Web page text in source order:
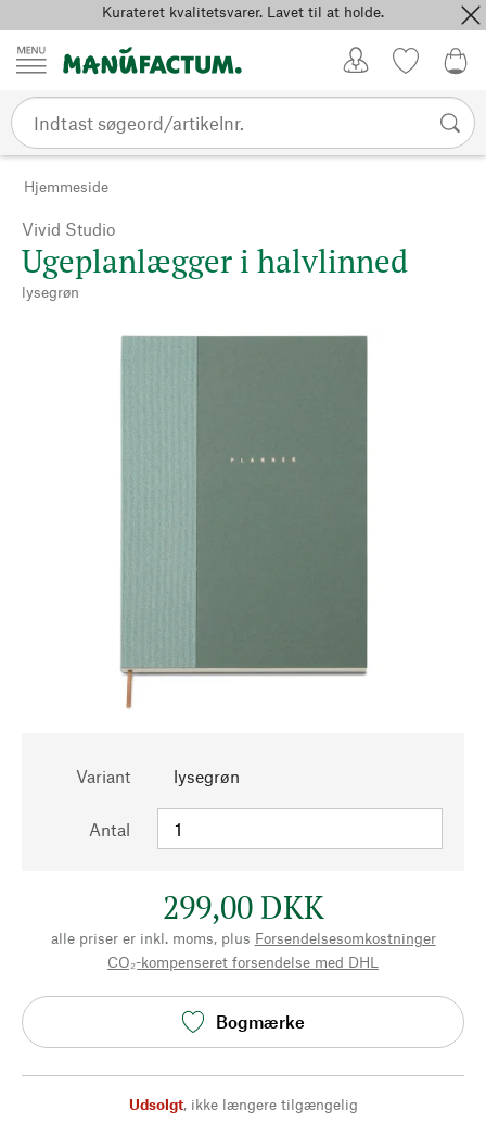
Spring til indholdKurateret kvalitetsvarer. Lavet til at holde.
Hjemmeside
Vivid Studio
Ugeplanlægger i halvlinned
lysegrøn
Variant lysegrøn
Antal
299,00 DKK
alle priser er inkl. moms, plus Forsendelsesomkostninger
CO₂-kompenseret forsendelse med DHL
Bogmærke
Udsolgt, ikke længere tilgængelig